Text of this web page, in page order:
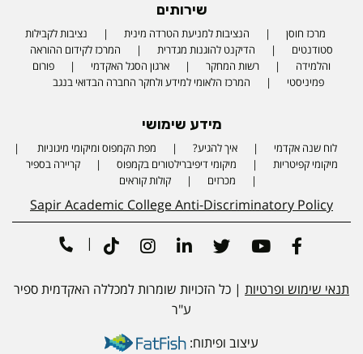
שירותים
מרכז חוסן הנציבות למניעת הטרדה מינית
נציבות לקבילות
סטודנטים
הדיקנט להוגנות מגדרית
המרכז לקידום ההוראה
והלמידה
רשות המחקר ארגון הסגל האקדמי
פורום
פמיניסטי
המרכז הלאומי למידע ולחקר החברה הבדואי בנגב
מידע שימושי
לוח שנה אקדמי איך להגיע?
מפת הקמפוס ומיקומי מיגוניות
מיקומי קפיטריות
מיקומי דיפיברילטורים בקמפוס
קריירה בספיר
מכרזים
קולות קוראים
Sapir Academic College Anti-Discriminatory Policy
עיצוב ופיתוח:
תנאי שימוש ופרטיות | כל הזכויות שומרות למכללה האקדמית ספיר
ע"ר
Facebook
Youtube
Twitter
Linkedin
Instagram
Tiktok
|
Phone number